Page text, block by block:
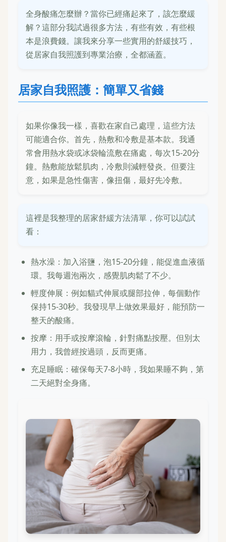
全身酸痛怎麼辦？當你已經痛起來了，該怎麼緩
解？這部分我試過很多方法，有些有效，有些根
本是浪費錢。讓我來分享一些實用的舒緩技巧，
從居家自我照護到專業治療，全都涵蓋。
居家自我照護：簡單又省錢
如果你像我一樣，喜歡在家自己處理，這些方法
可能適合你。首先，熱敷和冷敷是基本款。我通
常會用熱水袋或冰袋輪流敷在痛處，每次15-20分
鐘。熱敷能放鬆肌肉，冷敷則減輕發炎。但要注
意，如果是急性傷害，像扭傷，最好先冷敷。
這裡是我整理的居家舒緩方法清單，你可以試試
看：
熱水澡：加入浴鹽，泡15-20分鐘，能促進血液循
環。我每週泡兩次，感覺肌肉鬆了不少。
輕度伸展：例如貓式伸展或腿部拉伸，每個動作
保持15-30秒。我發現早上做效果最好，能預防一
整天的酸痛。
按摩：用手或按摩滾輪，針對痛點按壓。但別太
用力，我曾經按過頭，反而更痛。
充足睡眠：確保每天7-8小時，我如果睡不夠，第
二天絕對全身痛。